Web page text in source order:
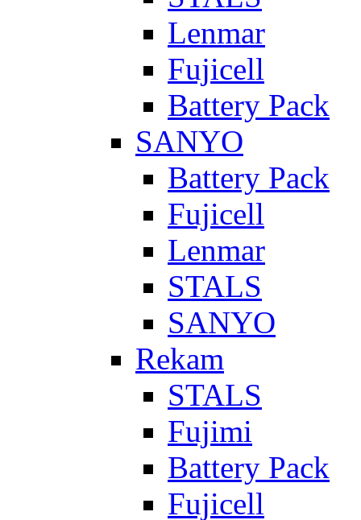
Lenmar
Fujicell
Battery Pack
SANYO
Battery Pack
Fujicell
Lenmar
STALS
SANYO
Rekam
STALS
Fujimi
Battery Pack
Fujicell